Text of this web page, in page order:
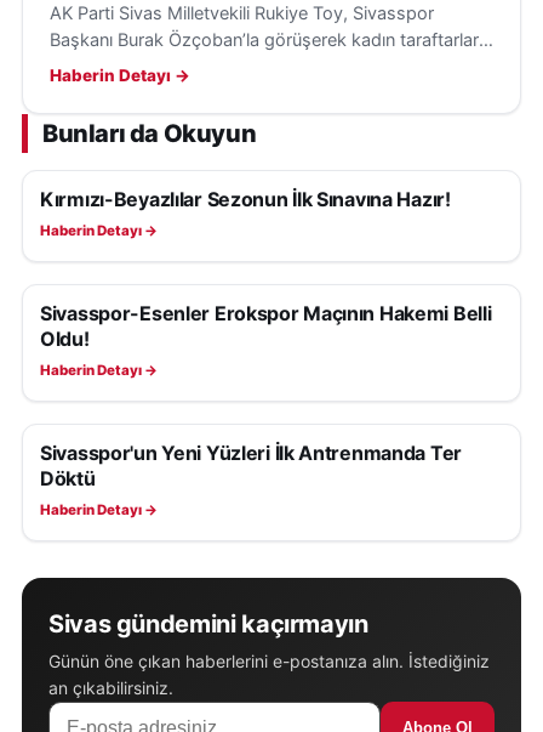
AK Parti Sivas Milletvekili Rukiye Toy, Sivasspor
Başkanı Burak Özçoban’la görüşerek kadın taraftarların
maçları tribünden izlemesi için loca desteği sağladı.
Haberin Detayı →
Bunları da Okuyun
SIVASSPOR HABERLERI
Kırmızı-Beyazlılar Sezonun İlk Sınavına Hazır!
Haberin Detayı →
SIVASSPOR HABERLERI
Sivasspor-Esenler Erokspor Maçının Hakemi Belli
Oldu!
Haberin Detayı →
SIVASSPOR HABERLERI
Sivasspor'un Yeni Yüzleri İlk Antrenmanda Ter
Döktü
Haberin Detayı →
Sivas gündemini kaçırmayın
Günün öne çıkan haberlerini e-postanıza alın. İstediğiniz
an çıkabilirsiniz.
Abone Ol